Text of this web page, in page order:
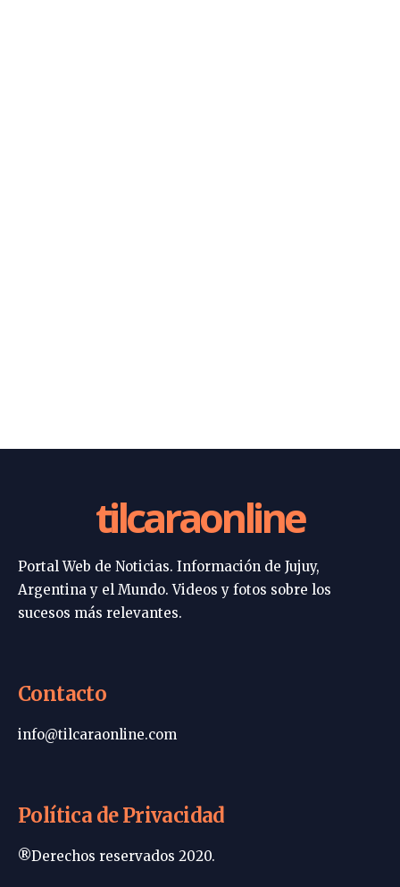
tilcaraonline
Portal Web de Noticias. Información de Jujuy,
Argentina y el Mundo. Videos y fotos sobre los
sucesos más relevantes.
Contacto
info@tilcaraonline.com
Política de Privacidad
®Derechos reservados 2020.